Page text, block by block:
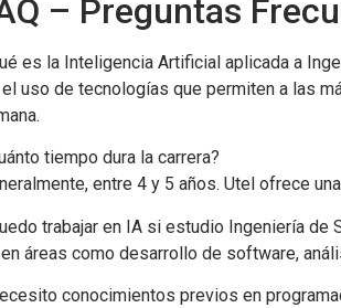
– Preguntas
es la Inteligencia Artificial aplicada a
el uso de tecnologías que permiten a las
tiempo dura la carrera?
entre 4 y 5 años. Utel ofrece
trabajar en IA si estudio Ingeniería de
áreas como desarrollo de software,
conocimientos previos en